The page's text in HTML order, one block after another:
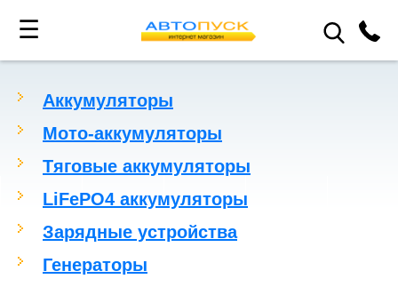
☰
Аккумуляторы
Мото-аккумуляторы
Тяговые аккумуляторы
LiFePO4 аккумуляторы
Зарядные устройства
Генераторы